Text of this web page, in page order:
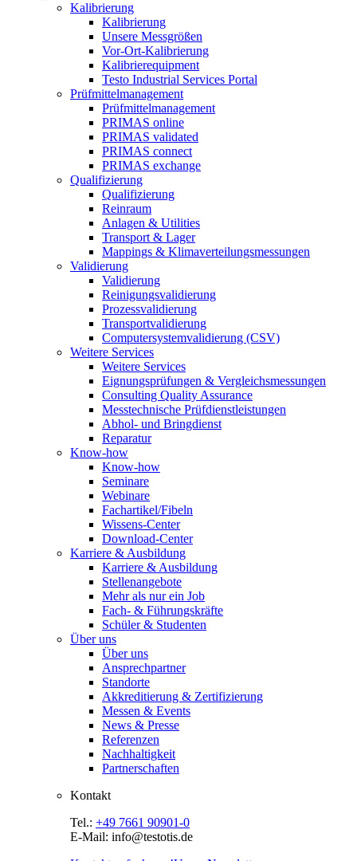
Kalibrierung
Kalibrierung
Unsere Messgrößen
Vor-Ort-Kalibrierung
Kalibrierequipment
Testo Industrial Services Portal
Prüfmittelmanagement
Prüfmittelmanagement
PRIMAS online
PRIMAS validated
PRIMAS connect
PRIMAS exchange
Qualifizierung
Qualifizierung
Reinraum
Anlagen & Utilities
Transport & Lager
Mappings & Klimaverteilungsmessungen
Validierung
Validierung
Reinigungsvalidierung
Prozessvalidierung
Transportvalidierung
Computersystemvalidierung (CSV)
Weitere Services
Weitere Services
Eignungsprüfungen & Vergleichsmessungen
Consulting Quality Assurance
Messtechnische Prüfdienstleistungen
Abhol- und Bringdienst
Reparatur
Know-how
Know-how
Seminare
Webinare
Fachartikel/Fibeln
Wissens-Center
Download-Center
Karriere & Ausbildung
Karriere & Ausbildung
Stellenangebote
Mehr als nur ein Job
Fach- & Führungskräfte
Schüler & Studenten
Über uns
Über uns
Ansprechpartner
Standorte
Akkreditierung & Zertifizierung
Messen & Events
News & Presse
Referenzen
Nachhaltigkeit
Partnerschaften
Kontakt
Tel.: +49 7661 90901-0
E-Mail: info@testotis.de